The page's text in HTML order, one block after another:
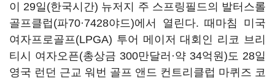
이 29일(한국시간) 뉴저지 주 스프링필드의 발터스롤
골프클럽(파70·7428야드)에서 열린다. 때마침 미국
여자프로골프(LPGA) 투어 메이저 대회인 리코 브리
티시 여자오픈(총상금 300만달러·약 34억원)도 28일
영국 런던 근교 워번 골프 앤드 컨트리클럽 마퀴즈 코